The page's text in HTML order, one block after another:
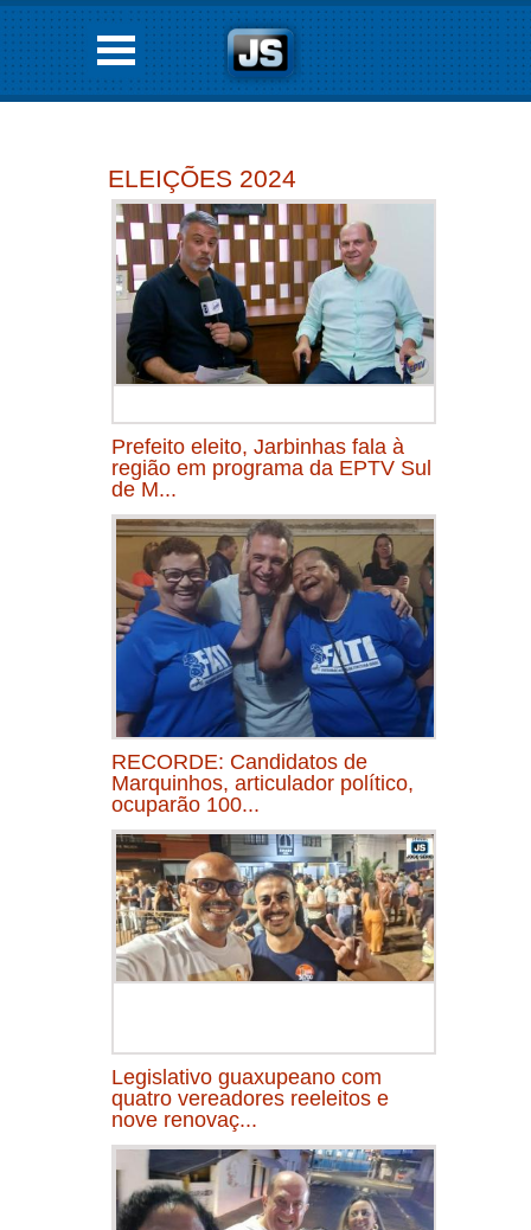
ELEIÇÕES 2024
Prefeito eleito, Jarbinhas fala à
região em programa da EPTV Sul
de M...
RECORDE: Candidatos de
Marquinhos, articulador político,
ocuparão 100...
Legislativo guaxupeano com
quatro vereadores reeleitos e
nove renovaç...